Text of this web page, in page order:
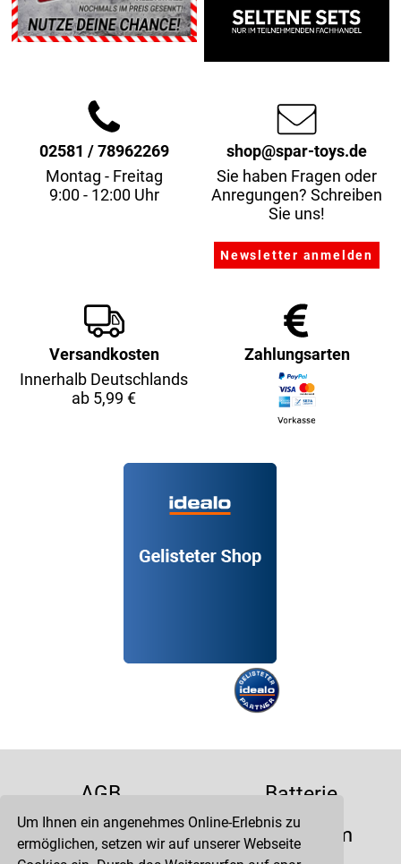
Um Ihnen ein angenehmes Online-Erlebnis zu
ermöglichen, setzen wir auf unserer Webseite
02581 / 78962269
Montag - Freitag
9:00 - 12:00 Uhr
shop@spar-toys.de
Sie haben Fragen oder
Anregungen? Schreiben
Sie uns!
Versandkosten
Innerhalb Deutschlands
ab 5,99 €
Zahlungsarten
AGB
Batterie
Datenschutz
Impressum